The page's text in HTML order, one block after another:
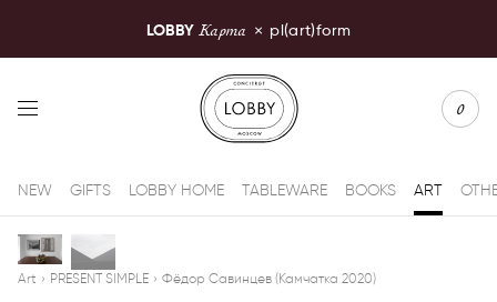
LOBBY Карта × pl(art)form
LOBBY Moscow
0
NEW GIFTS LOBBY HOME TABLEWARE BOOKS ART
Art › PRESENT SIMPLE › Фёдор Савинцев (Камчатка 2020)